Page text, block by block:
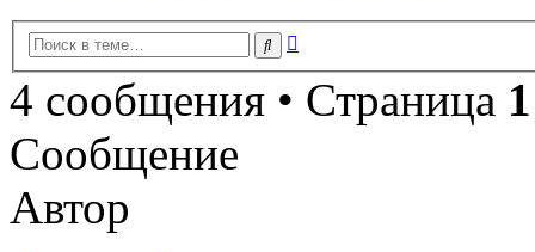
Поиск
4 сообщения • Страница 1
Сообщение
Автор